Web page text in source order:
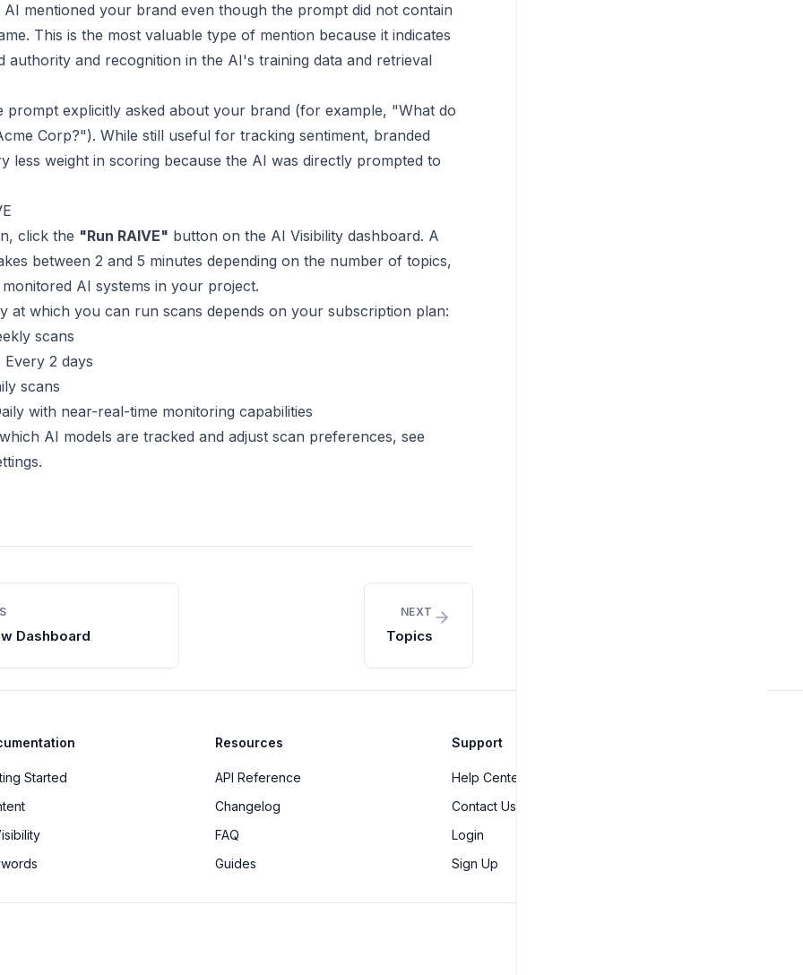
AI mentioned your brand even though the prompt did not contain
This is the most valuable type of mention because it indicates
authority and recognition in the AI's training data and retrieval
prompt explicitly asked about your brand (for example, "What do
Corp?"). While still useful for tracking sentiment, branded
less weight in scoring because the AI was directly prompted to
click the "Run RAIVE" button on the AI Visibility dashboard. A
between 2 and 5 minutes depending on the number of topics,
AI systems in your project.
at which you can run scans depends on your subscription plan:
scans
Every 2 days
scans
with near-real-time monitoring capabilities
AI models are tracked and adjust scan preferences, see
.
Dashboard
NEXT
Topics
Started
Resources
API Reference
Changelog
FAQ
Guides
Support
Help Center
Contact Us
Login
Sign Up